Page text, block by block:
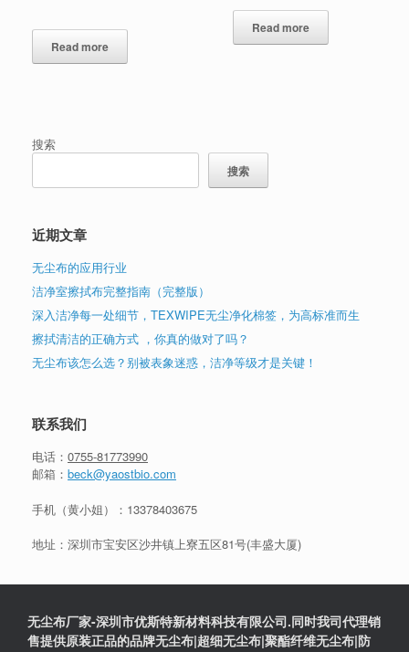
Read more
Read more
搜索
搜索
近期文章
无尘布的应用行业
洁净室擦拭布完整指南（完整版）
深入洁净每一处细节，TEXWIPE无尘净化棉签，为高标准而生
擦拭清洁的正确方式 ，你真的做对了吗？
无尘布该怎么选？别被表象迷惑，洁净等级才是关键！
联系我们
电话： 0755-81773990
邮箱： beck@yaostbio.com
手机（黄小姐）： 13378403675
地址：深圳市宝安区沙井镇上寮五区81号(丰盛大厦)
无尘布厂家-深圳市优斯特新材料科技有限公司.同时我司代理销
售提供原装正品的品牌无尘布|超细无尘布|聚酯纤维无尘布|防